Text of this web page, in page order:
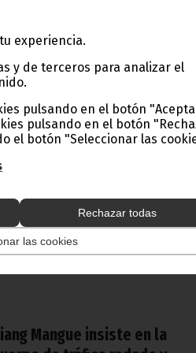
experiencia.
y de terceros para analizar el
pulsando en el botón
pulsando en el botón
el botón "Seleccionar las
Rechazar todas
las cookies
Mangue preside los
José Eneme Okomo
se despide del General de
viernes 20 de octubre, en el
de Malabo, el encargado de
al Jefe de Estado en la
de José Eneme Obama Okomo.
Mangue insiste en la